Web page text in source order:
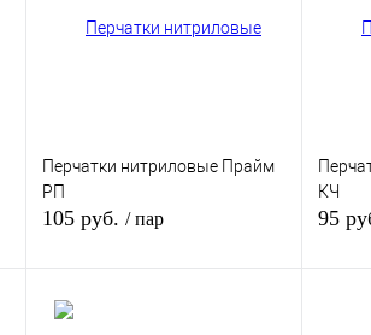
Перчатки нитриловые Прайм
РП
105 руб. / пар
КЧ
95